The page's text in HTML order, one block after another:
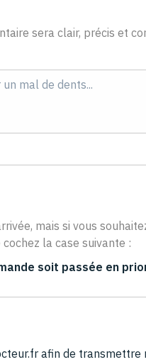
sera clair, précis et
mais si vous
la case suivante :
soit passée en
afin de transmettre